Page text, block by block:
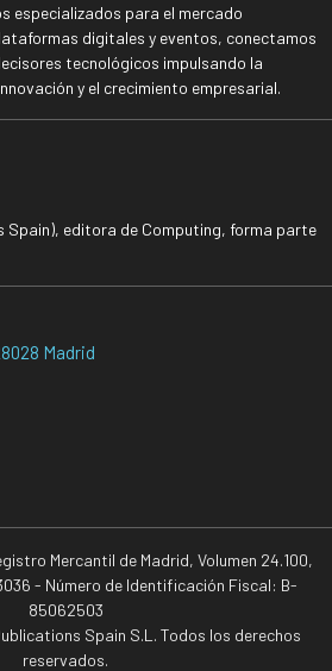
especializados para el mercado
digitales y eventos, conectamos
tecnológicos impulsando la
y el crecimiento empresarial.
Spain), editora de Computing, forma parte
Madrid
Mercantil de Madrid, Volumen 24.100,
- Número de Identificación Fiscal: B-
85062503
Spain S.L. Todos los derechos
reservados.